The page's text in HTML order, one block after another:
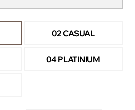
02 CASUAL
04 PLATINIUM